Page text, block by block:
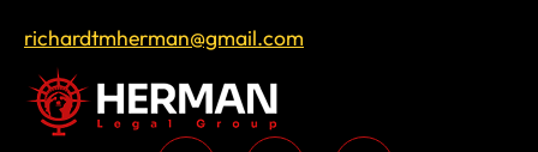
richardtmherman@gmail.com
For three decades, we have been proudly serving immigrant